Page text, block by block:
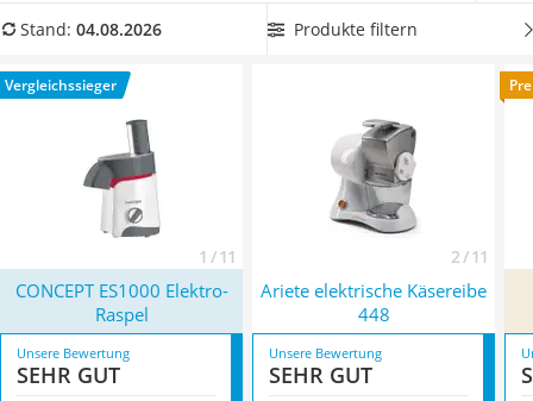
Tierhaarstaubsauger
Nespresso-Maschine
Messerschärfer
Das birgt für Sie vor allem dann einen Nachteil, wenn Sie die
oder Schokolade nutzen wollen. Unsere Empfehlung lautet
daher:Wählen Sie aus unserer Vergleichstabelle eine
elektrische Käsereibe, die zwei Schneidetrommeln hat.
Überzeugt hat uns hier im August 2026 besonders das
CONCEPT ES1000 Elektro-Raspel * mit seinen
Eigenschaften.
Stand: 04.08.2026 Produkte filtern
Vergleichssieger
1 / 11 2 / 11
CONCEPT ES1000 Elektro-
Raspel
Ariete elektrische Käsereibe
448
Unsere Bewertung
SEHR GUT
Unsere Bewertung
SEHR GUT